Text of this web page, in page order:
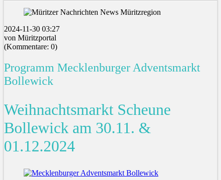
2024-11-30 03:27
von Müritzportal
(Kommentare: 0)
Programm Mecklenburger Adventsmarkt
Bollewick
Weihnachtsmarkt Scheune
Bollewick am 30.11. &
01.12.2024